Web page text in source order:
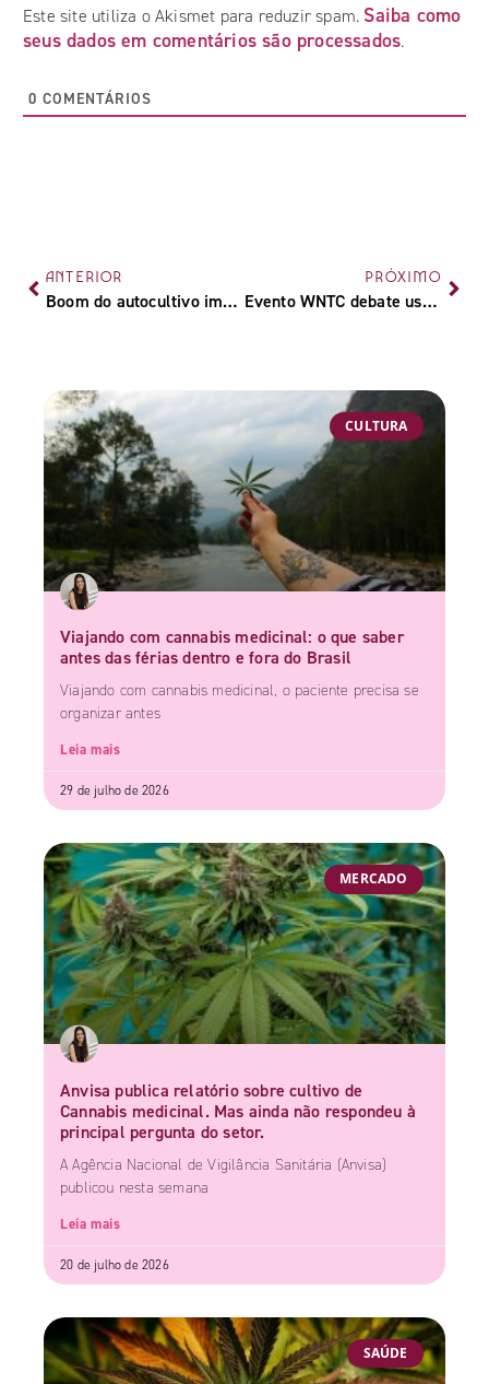
Este site utiliza o Akismet para reduzir spam. Saiba como
seus dados em comentários são processados.
0 COMENTÁRIOS
ANTERIOR
Boom do autocultivo impulsiona crescimento das growshops no Brasil e movimenta novo mercado canábico
PRÓXIMO
Evento WNTC debate uso medicinal da cannabis em animais
CULTURA
Viajando com cannabis medicinal: o que saber
antes das férias dentro e fora do Brasil
Viajando com cannabis medicinal, o paciente precisa se
organizar antes
Leia mais
29 de julho de 2026
MERCADO
Anvisa publica relatório sobre cultivo de
Cannabis medicinal. Mas ainda não respondeu à
principal pergunta do setor.
A Agência Nacional de Vigilância Sanitária (Anvisa)
publicou nesta semana
Leia mais
20 de julho de 2026
SAÚDE